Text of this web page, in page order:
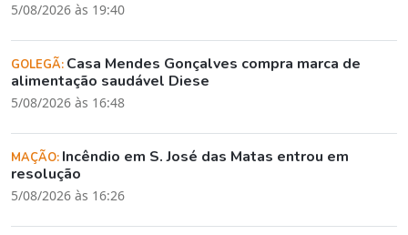
5/08/2026 às 19:40
GOLEGÃ: Casa Mendes Gonçalves compra marca de
alimentação saudável Diese
5/08/2026 às 16:48
MAÇÃO: Incêndio em S. José das Matas entrou em
resolução
5/08/2026 às 16:26